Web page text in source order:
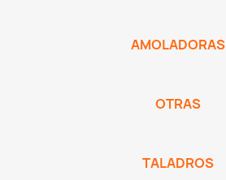
AMOLADORAS
OTRAS
TALADROS